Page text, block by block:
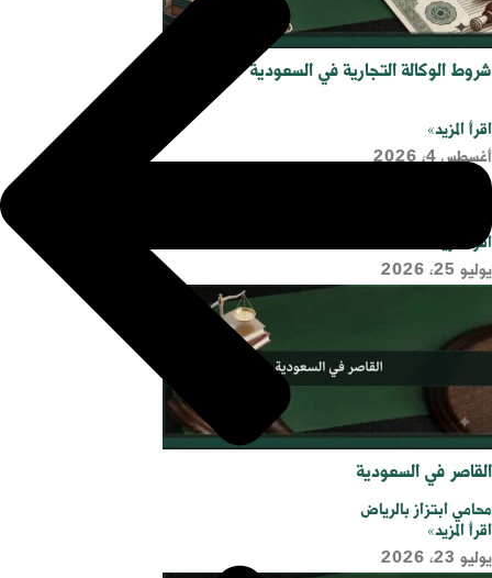
محامي ابتزاز بالرياض
شروط الوكالة التجارية في السعودية
اقرأ المزيد»
أغسطس 4, 2026
رد اعتبار تشويه سمعة
اقرأ المزيد»
يوليو 25, 2026
القاصر في السعودية
اقرأ المزيد»
يوليو 23, 2026